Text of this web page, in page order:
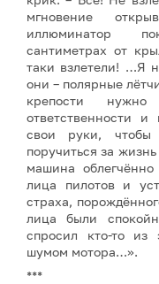
мгновение
иллюминатор
сантиметрах от
таки взлетели! …Я
они – полярные
крепости нужно
ответственности
свои руки,
поручиться за
машина
лица пилотов и
страха,
лица были
спросил кто-то
шумом мотора…».
***